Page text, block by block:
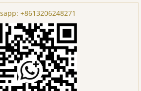
+8613206248271